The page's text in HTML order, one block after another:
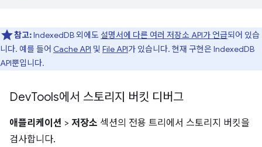
참고:IndexedDB 외에도 설명서에 다른 여러 저장소 API가 언급되어 있습
니다. 예를 들어 Cache API 및 File API가 있습니다. 현재 구현은 IndexedDB
API뿐입니다.
DevTools에서 스토리지 버킷 디버그
애플리케이션 > 저장소 섹션의 전용 트리에서 스토리지 버킷을
검사합니다.